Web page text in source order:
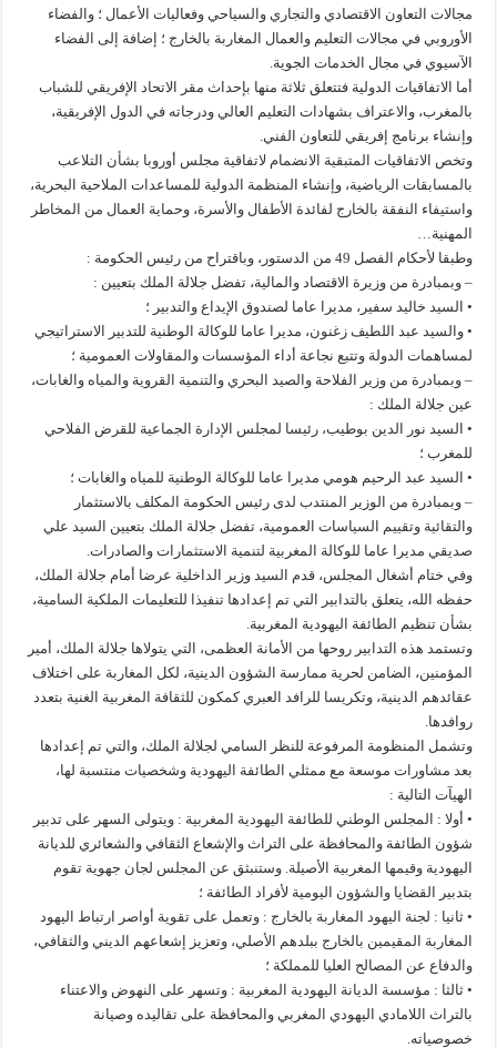
مجالات التعاون الاقتصادي والتجاري والسياحي وفعاليات الأعمال ؛ والفضاء
الأوروبي في مجالات التعليم والعمال المغاربة بالخارج ؛ إضافة إلى الفضاء
الآسيوي في مجال الخدمات الجوية.
أما الاتفاقيات الدولية فتتعلق ثلاثة منها بإحداث مقر الاتحاد الإفريقي للشباب
بالمغرب، والاعتراف بشهادات التعليم العالي ودرجاته في الدول الإفريقية،
وإنشاء برنامج إفريقي للتعاون الفني.
وتخص الاتفاقيات المتبقية الانضمام لاتفاقية مجلس أوروبا بشأن التلاعب
بالمسابقات الرياضية، وإنشاء المنظمة الدولية للمساعدات الملاحية البحرية،
واستيفاء النفقة بالخارج لفائدة الأطفال والأسرة، وحماية العمال من المخاطر
المهنية…
وطبقا لأحكام الفصل 49 من الدستور، وباقتراح من رئيس الحكومة :
– وبمبادرة من وزيرة الاقتصاد والمالية، تفضل جلالة الملك بتعيين :
• السيد خاليد سفير، مديرا عاما لصندوق الإيداع والتدبير ؛
• والسيد عبد اللطيف زغنون، مديرا عاما للوكالة الوطنية للتدبير الاستراتيجي
لمساهمات الدولة وتتبع نجاعة أداء المؤسسات والمقاولات العمومية ؛
– وبمبادرة من وزير الفلاحة والصيد البحري والتنمية القروية والمياه والغابات،
عين جلالة الملك :
• السيد نور الدين بوطيب، رئيسا لمجلس الإدارة الجماعية للقرض الفلاحي
للمغرب ؛
• السيد عبد الرحيم هومي مديرا عاما للوكالة الوطنية للمياه والغابات ؛
– وبمبادرة من الوزير المنتدب لدى رئيس الحكومة المكلف بالاستثمار
والتقائية وتقييم السياسات العمومية، تفضل جلالة الملك بتعيين السيد علي
صديقي مديرا عاما للوكالة المغربية لتنمية الاستثمارات والصادرات.
وفي ختام أشغال المجلس، قدم السيد وزير الداخلية عرضا أمام جلالة الملك،
حفظه الله، يتعلق بالتدابير التي تم إعدادها تنفيذا للتعليمات الملكية السامية،
بشأن تنظيم الطائفة اليهودية المغربية.
وتستمد هذه التدابير روحها من الأمانة العظمى، التي يتولاها جلالة الملك، أمير
المؤمنين، الضامن لحرية ممارسة الشؤون الدينية، لكل المغاربة على اختلاف
عقائدهم الدينية، وتكريسا للرافد العبري كمكون للثقافة المغربية الغنية بتعدد
روافدها.
وتشمل المنظومة المرفوعة للنظر السامي لجلالة الملك، والتي تم إعدادها
بعد مشاورات موسعة مع ممثلي الطائفة اليهودية وشخصيات منتسبة لها،
الهيآت التالية :
• أولا : المجلس الوطني للطائفة اليهودية المغربية : ويتولى السهر على تدبير
شؤون الطائفة والمحافظة على التراث والإشعاع الثقافي والشعائري للديانة
اليهودية وقيمها المغربية الأصيلة. وستنبثق عن المجلس لجان جهوية تقوم
بتدبير القضايا والشؤون اليومية لأفراد الطائفة ؛
• ثانيا : لجنة اليهود المغاربة بالخارج : وتعمل على تقوية أواصر ارتباط اليهود
المغاربة المقيمين بالخارج ببلدهم الأصلي، وتعزيز إشعاعهم الديني والثقافي،
والدفاع عن المصالح العليا للمملكة ؛
• ثالثا : مؤسسة الديانة اليهودية المغربية : وتسهر على النهوض والاعتناء
بالتراث اللامادي اليهودي المغربي والمحافظة على تقاليده وصيانة
خصوصياته.